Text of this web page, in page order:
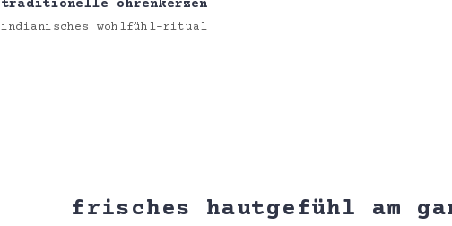
traditionelle ohrenkerzen
indianisches wohlfühl-ritual
frisches hautgefühl am